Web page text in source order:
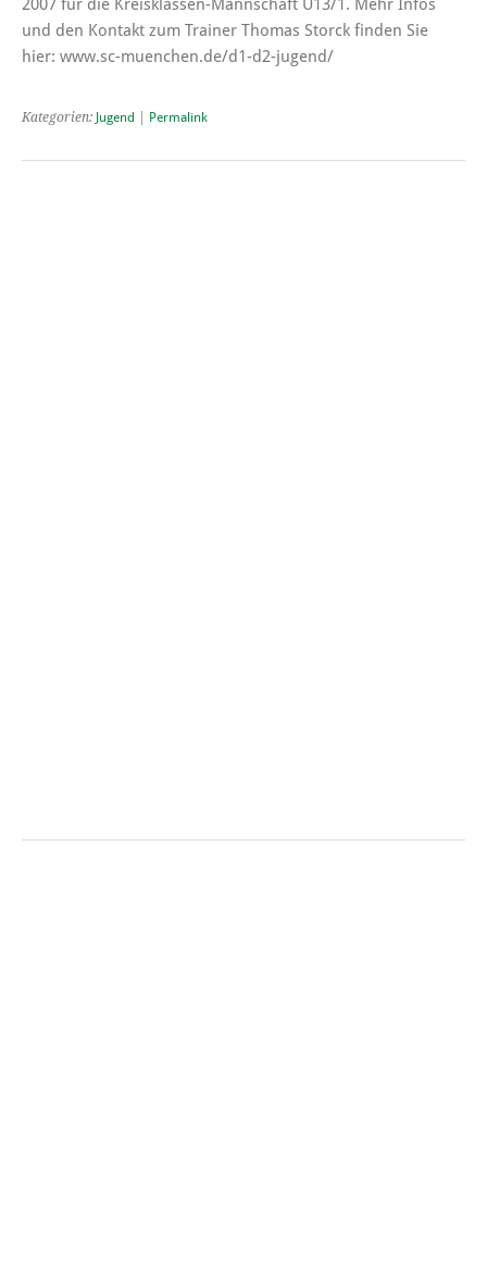
und den Kontakt zum Trainer Thomas Storck finden Sie
hier: www.sc-muenchen.de/d1-d2-jugend/
Kategorien: Jugend Permalink